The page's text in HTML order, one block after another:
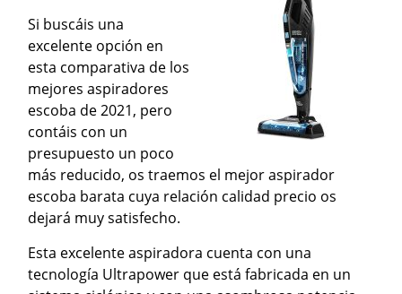
Si buscáis una
excelente opción en
esta comparativa de los
mejores aspiradores
escoba de 2021, pero
contáis con un
presupuesto un poco
más reducido, os traemos el mejor aspirador
escoba barata cuya relación calidad precio os
dejará muy satisfecho.
Esta excelente aspiradora cuenta con una
tecnología Ultrapower que está fabricada en un